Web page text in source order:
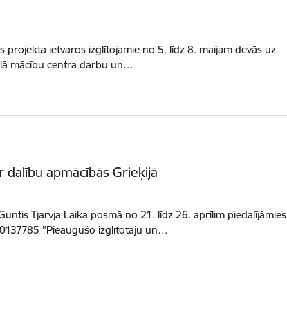
projekta ietvaros izglītojamie no 5. līdz 8. maijam devās uz
mācību centra darbu un…
apmācībās Grieķijā
Tjarvja Laika posmā no 21. līdz 26. aprīlim piedalījāmies
"Pieaugušo izglītotāju un…